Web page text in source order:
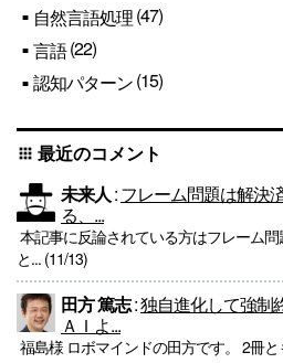
自然言語処理(47)
言語(22)
認知パターン(15)
apps 最近のコメント
未来人:フレーム問題は解
る、...
本記事に反論されている方はフレーム
と... (11/13)
田方 篤志:独自進化して強制
ＡＩよ...
福島様 ロボマインドの田方です。 2冊と